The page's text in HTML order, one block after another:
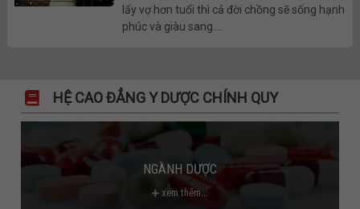
lấy vợ hơn tuổi thì cả đời chồng sẽ sống hạnh
phúc và giàu sang....
HỆ CAO ĐẲNG Y DƯỢC CHÍNH QUY
NGÀNH DƯỢC
xem thêm...